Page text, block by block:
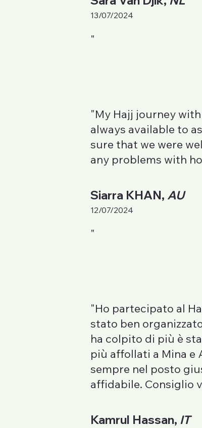
13/07/2024
"
"My Hajj journey
always available to
sure that we were
any problems with
Siarra KHAN, AU
12/07/2024
"
"Ho partecipato al
stato ben
ha colpito di più è
più affollati a Mina e
sempre nel posto
affidabile. Consiglio
Kamrul Hassan, IT